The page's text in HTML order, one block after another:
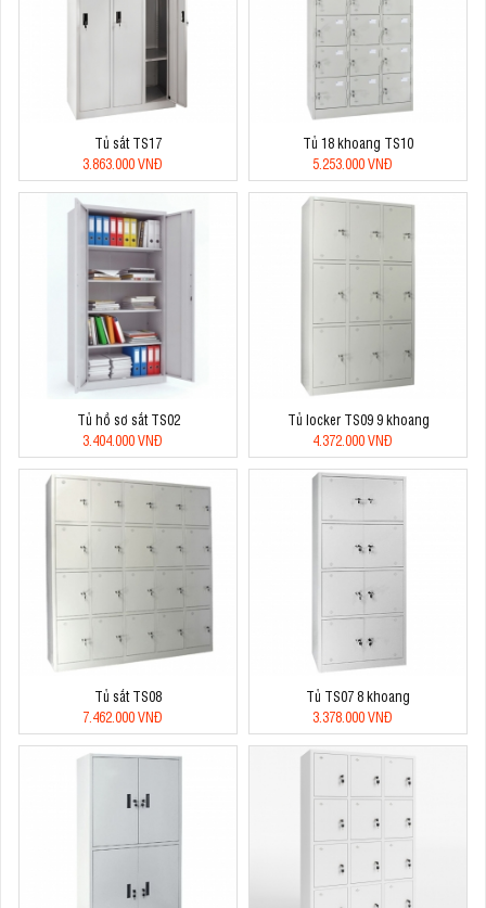
Tủ sắt TS17
3.863.000 VNĐ
Tủ 18 khoang TS10
5.253.000 VNĐ
Tủ hồ sơ sắt TS02
3.404.000 VNĐ
Tủ locker TS09 9 khoang
4.372.000 VNĐ
Tủ sắt TS08
7.462.000 VNĐ
Tủ TS07 8 khoang
3.378.000 VNĐ